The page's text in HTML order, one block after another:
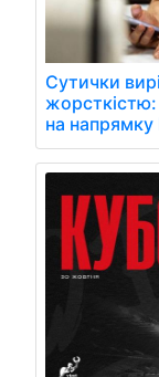
Сутички
жорсткістю:
на